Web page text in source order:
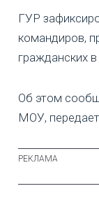
ГУР
командиров,
гражданских
Об этом
МОУ,